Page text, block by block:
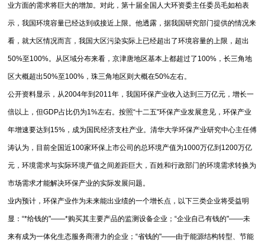
业方面的需求将巨大的增加。对此，第十届全国人大环资委主任委员毛如柏表
示，我国环境容量已经达到或接近上限。他透露，据我国研究部门提供的情况来
看，就大区情况而言，我国大区污染实际上已经超出了环境容量的上限，超出
50%至100%。从区域分布来看，京津唐地区基本上都超过了100%，长三角地
区大概超出50%至100%，珠三角地区则大概在50%左右。
公开资料显示，从2004年到2011年，我国环保产业收入达到三万亿元，增长一
倍以上，但GDP占比仍为1%左右。按照“十二五"环保产业发展意见，环保产业
年增速要达到15%，成为国民经济支柱产业。清华大学环保产业研究中心主任傅
涛认为，目前全国近100家环保上市公司的总环境产值为1000万亿到1200万亿
元，环境需求与实际环境产值之间差距巨大，百姓和行政部门的环境需求转换为
市场需求才能解决环保产业的实际发展问题。
业内预计，环保产业作为未来能出业绩的一个增长点，以下三类企业将受益明
显：“*给钱的"——*购买其主要产品的监测设备企业；“企业自己有钱的"——未
来有成为一体化生态服务商潜力的企业；“省钱的"——由于能源结构转型、节能